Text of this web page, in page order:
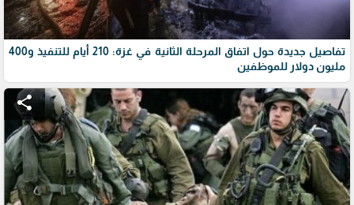
تفاصيل جديدة حول اتفاق المرحلة الثانية في غزة: 210 أيام للتنفيذ و400
مليون دولار للموظفين
share